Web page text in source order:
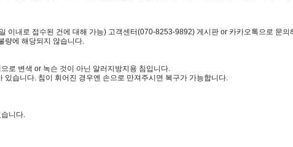
이내로 접수된 건에 대해 가능) 고객센터(070-8253-9892) 게시판 or 카카오톡으로 문의
량에 해당되지 않습니다.
로 변색 or 녹슨 것이 아닌 알러지방지용 침입니다.
습니다. 침이 휘어진 경우엔 손으로 만져주시면 복구가 가능합니다.
니다.